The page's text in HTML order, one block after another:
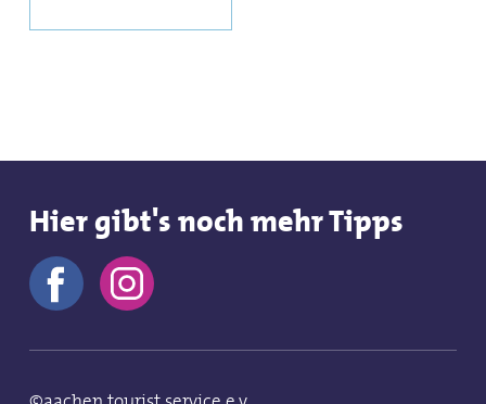
Hier gibt's noch mehr Tipps